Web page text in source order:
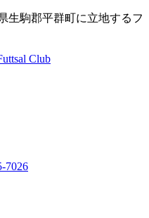
生駒郡平群町に立地するフ
7026